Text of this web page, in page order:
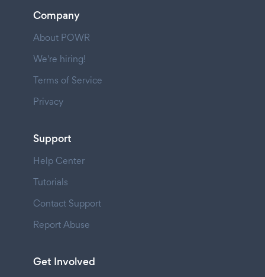
Company
About POWR
We're hiring!
Terms of Service
Privacy
Support
Help Center
Tutorials
Contact Support
Report Abuse
Get Involved